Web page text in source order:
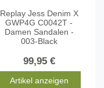
Replay Jess Denim X
GWP4G C0042T -
Damen Sandalen -
003-Black
99,95 €
Artikel anzeigen